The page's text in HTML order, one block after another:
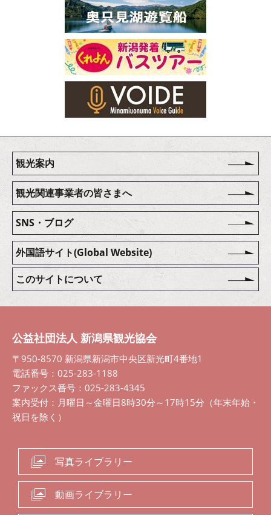
観光案内
観光関連事業者の皆さまへ
SNS・ブログ
外国語サイト(Global Website)
このサイトについて
公益社団法人 新潟県観光協会
〒950-8570 新潟県新潟市中央区新光町4番地1
電話番号：025-283-1188
ファックス番号：025-283-4345
案内受付：月曜日～金曜日8時30分～17時15分（年末年始・
祝日を除く）
写真ライブラリー
動画ライブラリー